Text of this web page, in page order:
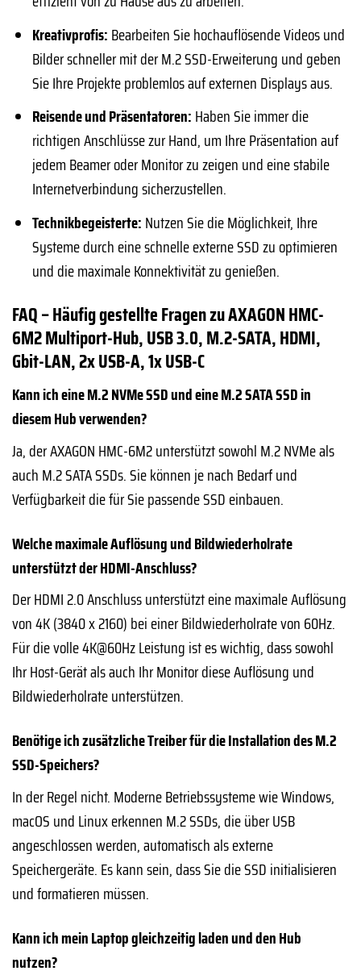
Kreativprofis: Bearbeiten Sie hochauflösende Videos und
Bilder schneller mit der M.2 SSD-Erweiterung und geben
Sie Ihre Projekte problemlos auf externen Displays aus.
Reisende und Präsentatoren: Haben Sie immer die
richtigen Anschlüsse zur Hand, um Ihre Präsentation auf
jedem Beamer oder Monitor zu zeigen und eine stabile
Internetverbindung sicherzustellen.
Technikbegeisterte: Nutzen Sie die Möglichkeit, Ihre
Systeme durch eine schnelle externe SSD zu optimieren
und die maximale Konnektivität zu genießen.
FAQ – Häufig gestellte Fragen zu AXAGON HMC-
6M2 Multiport-Hub, USB 3.0, M.2-SATA, HDMI,
Gbit-LAN, 2x USB-A, 1x USB-C
Kann ich eine M.2 NVMe SSD und eine M.2 SATA SSD in
diesem Hub verwenden?
Ja, der AXAGON HMC-6M2 unterstützt sowohl M.2 NVMe als
auch M.2 SATA SSDs. Sie können je nach Bedarf und
Verfügbarkeit die für Sie passende SSD einbauen.
Welche maximale Auflösung und Bildwiederholrate
unterstützt der HDMI-Anschluss?
Der HDMI 2.0 Anschluss unterstützt eine maximale Auflösung
von 4K (3840 x 2160) bei einer Bildwiederholrate von 60Hz.
Für die volle 4K@60Hz Leistung ist es wichtig, dass sowohl
Ihr Host-Gerät als auch Ihr Monitor diese Auflösung und
Bildwiederholrate unterstützen.
Benötige ich zusätzliche Treiber für die Installation des M.2
SSD-Speichers?
In der Regel nicht. Moderne Betriebssysteme wie Windows,
macOS und Linux erkennen M.2 SSDs, die über USB
angeschlossen werden, automatisch als externe
Speichergeräte. Es kann sein, dass Sie die SSD initialisieren
und formatieren müssen.
Kann ich mein Laptop gleichzeitig laden und den Hub
nutzen?